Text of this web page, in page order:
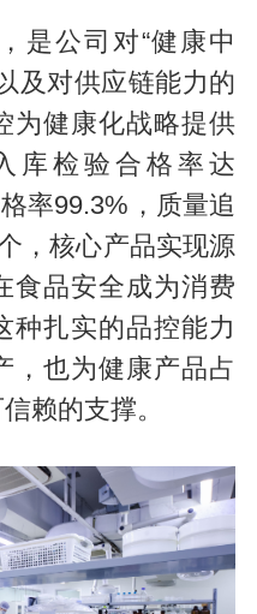
是公司对“健康中
及对供应链能力的
为健康化战略提供
库检验合格率达
率99.3%，质量追
，核心产品实现源
食品安全成为消费
种扎实的品控能力
，也为健康产品占
赖的支撑。